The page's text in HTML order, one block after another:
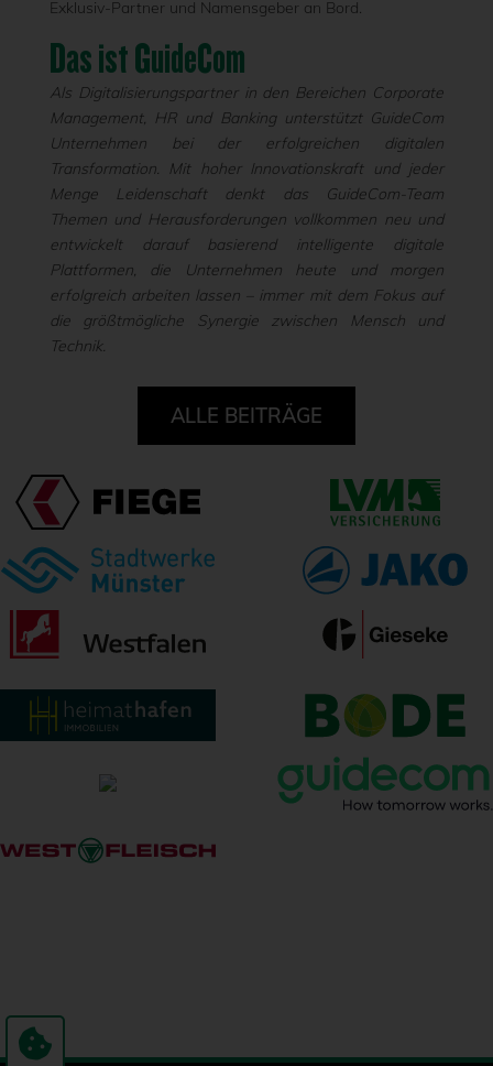
Exklusiv-Partner und Namensgeber an Bord.
Das ist GuideCom
Als Digitalisierungspartner in den Bereichen Corporate
Management, HR und Banking unterstützt GuideCom
Unternehmen bei der erfolgreichen digitalen
Transformation. Mit hoher Innovationskraft und jeder
Menge Leidenschaft denkt das GuideCom-Team
Themen und Herausforderungen vollkommen neu und
entwickelt darauf basierend intelligente digitale
Plattformen, die Unternehmen heute und morgen
erfolgreich arbeiten lassen – immer mit dem Fokus auf
die größtmögliche Synergie zwischen Mensch und
Technik.
ALLE BEITRÄGE